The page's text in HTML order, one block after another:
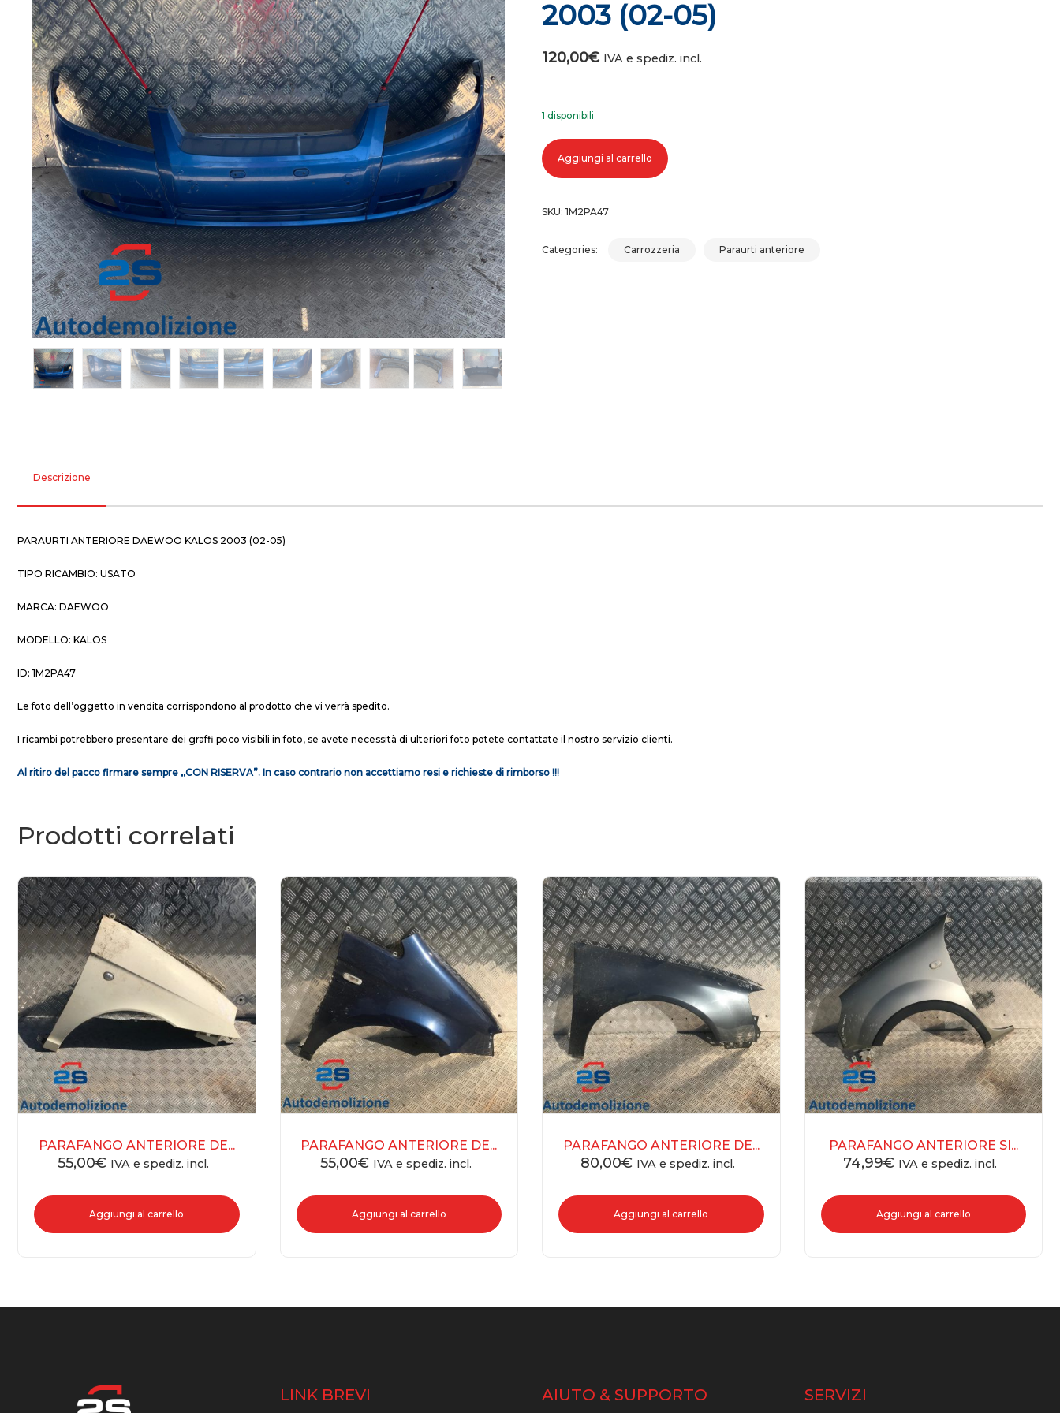
2003 (02-05)
120,00€ IVA e spediz. incl.
1 disponibili
Paraurti anteriore deawoo kalos 2003 (02-05) quantità
Aggiungi al carrello
SKU: 1M2PA47
Categories: Carrozzeria Paraurti anteriore
Descrizione
PARAURTI ANTERIORE DAEWOO KALOS 2003 (02-05)
TIPO RICAMBIO: USATO
MARCA: DAEWOO
MODELLO: KALOS
ID: 1M2PA47
Le foto dell’oggetto in vendita corrispondono al prodotto che vi verrà spedito.
I ricambi potrebbero presentare dei graffi poco visibili in foto, se avete necessità di ulteriori foto potete contattate il nostro servizio clienti.
Al ritiro del pacco firmare sempre ,,CON RISERVA”. In caso contrario non accettiamo resi e richieste di rimborso !!!
Prodotti correlati
PARAFANGO ANTERIORE DE...
55,00€ IVA e spediz. incl.
Aggiungi al carrello
PARAFANGO ANTERIORE DE...
55,00€ IVA e spediz. incl.
Aggiungi al carrello
PARAFANGO ANTERIORE DE...
80,00€ IVA e spediz. incl.
Aggiungi al carrello
PARAFANGO ANTERIORE SI...
74,99€ IVA e spediz. incl.
Aggiungi al carrello
LINK BREVI AIUTO & SUPPORTO SERVIZI